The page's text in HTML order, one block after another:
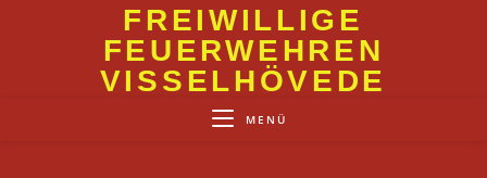
FREIWILLIGE
FEUERWEHREN
VISSELHÖVEDE
MENÜ